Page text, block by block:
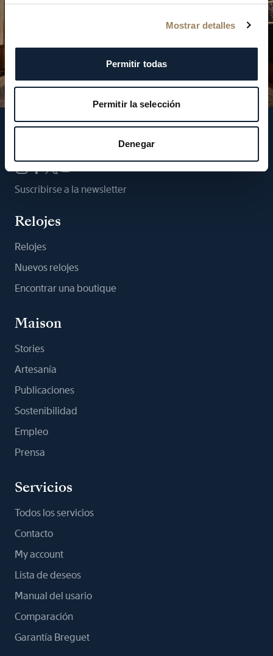
Mostrar detalles
Permitir todas
Permitir la selección
Denegar
Suscribirse a la newsletter
Relojes
Relojes
Nuevos relojes
Encontrar una boutique
Maison
Stories
Artesanía
Publicaciones
Sostenibilidad
Empleo
Prensa
Servicios
Todos los servicios
Contacto
My account
Lista de deseos
Manual del usario
Comparación
Garantía Breguet